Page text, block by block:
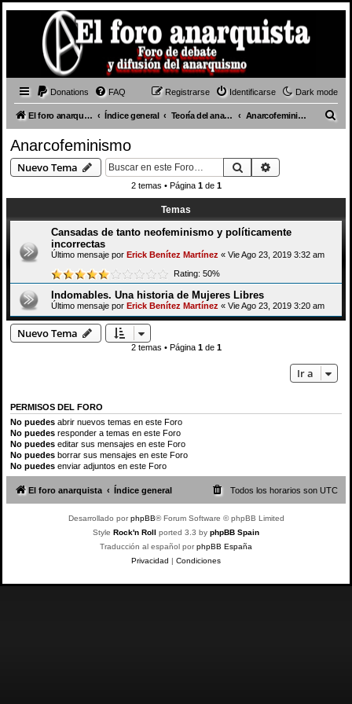
Dark mode
Donations FAQ Identificarse
Registrarse
El foro anarquista Índice general Teoría del anarquismo Anarcofeminismo
Anarcofeminismo
Nuevo Tema Buscar
2 temas • Página 1de 1
Temas
Cansadas de tanto neofeminismo y políticamente
incorrectas
Último mensaje por Erick Benítez Martínez « Vie Ago 23, 2019 3:32 am
Rating: 50%
Indomables. Una historia de Mujeres Libres
Último mensaje por Erick Benítez Martínez « Vie Ago 23, 2019 3:20 am
Nuevo Tema
2 temas • Página 1de 1
Ir a
PERMISOS DEL FORO
No puedes abrir nuevos temas en este Foro
No puedes responder a temas en este Foro
No puedes editar sus mensajes en este Foro
No puedes borrar sus mensajes en este Foro
No puedes enviar adjuntos en este Foro
El foro anarquista Índice general Todos los horarios son UTC
Desarrollado porphpBB® Forum Software © phpBB Limited
Style Rock'n Roll ported 3.3 by phpBB Spain
Traducción al español porphpBB España
Privacidad | Condiciones